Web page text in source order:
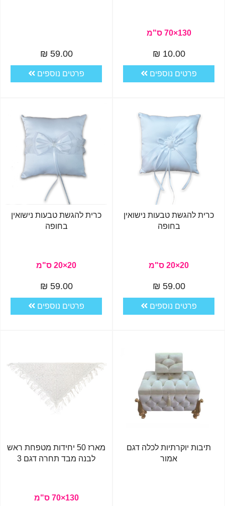
130×70 ס"מ
10.00 ₪
פרטים נוספים
59.00 ₪
פרטים נוספים
כרית להגשת טבעות נישואין
בחופה
20×20 ס"מ
59.00 ₪
פרטים נוספים
כרית להגשת טבעות נישואין
בחופה
20×20 ס"מ
59.00 ₪
פרטים נוספים
תיבות יוקרתיות לכלה דגם
אמור
מארז 50 יחידות מטפחת ראש
לבנה מבד תחרה דגם 3
130×70 ס"מ